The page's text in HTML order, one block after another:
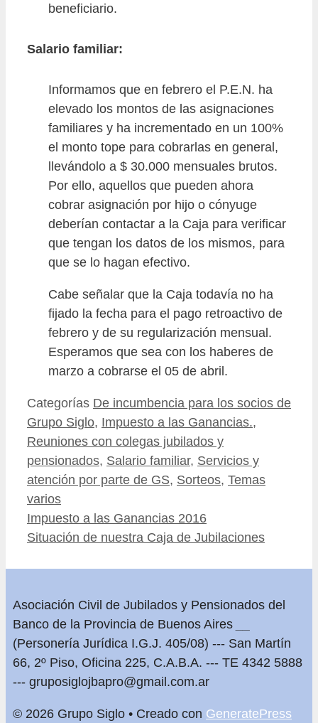
beneficiario.
Salario familiar:
Informamos que en febrero el P.E.N. ha
elevado los montos de las asignaciones
familiares y ha incrementado en un 100%
el monto tope para cobrarlas en general,
llevándolo a $ 30.000 mensuales brutos.
Por ello, aquellos que pueden ahora
cobrar asignación por hijo o cónyuge
deberían contactar a la Caja para verificar
que tengan los datos de los mismos, para
que se lo hagan efectivo.
Cabe señalar que la Caja todavía no ha
fijado la fecha para el pago retroactivo de
febrero y de su regularización mensual.
Esperamos que sea con los haberes de
marzo a cobrarse el 05 de abril.
Categorías De incumbencia para los socios de
Grupo Siglo, Impuesto a las Ganancias.,
Reuniones con colegas jubilados y
pensionados, Salario familiar, Servicios y
atención por parte de GS, Sorteos, Temas
varios
Impuesto a las Ganancias 2016
Situación de nuestra Caja de Jubilaciones
Asociación Civil de Jubilados y Pensionados del
Banco de la Provincia de Buenos Aires
(Personería Jurídica I.G.J. 405/08) --- San Martín
66, 2º Piso, Oficina 225, C.A.B.A. --- TE 4342 5888
--- gruposiglojbapro@gmail.com.ar
© 2026 Grupo Siglo • Creado con GeneratePress